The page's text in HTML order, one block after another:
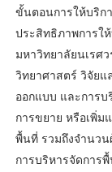
ขั้นตอนการให้บริก
ประสิทธิภาพการใ
มหาวิทยาลัยนเรศ
วิทยาศาสตร์ วิจัยแ
ออกแบบ และการบ
การขยาย หรือเพิ่ม
พื้นที่ รวมถึงจำนว
การบริหารจัดการ